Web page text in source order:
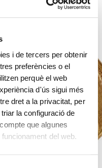
i de tercers per obtenir
preferències o el
perquè el web
d'ús sigui més
dret a la privacitat, per
la configuració de
que algunes
del web.